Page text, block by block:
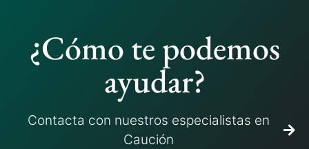
¿Cómo te podemos
ayudar?
Contacta con nuestros especialistas en
Caución